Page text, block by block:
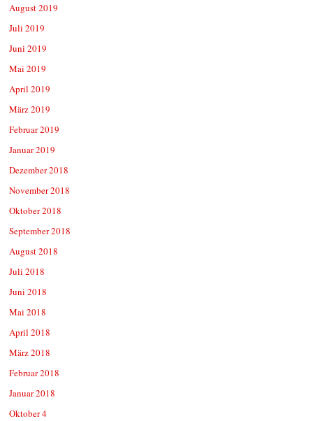
August 2019
Juli 2019
Juni 2019
Mai 2019
April 2019
März 2019
Februar 2019
Januar 2019
Dezember 2018
November 2018
Oktober 2018
September 2018
August 2018
Juli 2018
Juni 2018
Mai 2018
April 2018
März 2018
Februar 2018
Januar 2018
Oktober 4